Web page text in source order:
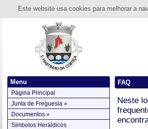
Este website usa cookies para melhorar a
Menu
Página Principal
Junta de Freguesia »
Documentos »
Símbolos Heráldicos
FAQ
Neste